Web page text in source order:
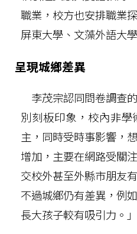
職業，校方也安排職業
屏東大學、文藻外語大
呈現城鄉差異
李茂宗認同問卷調查
別刻板印象，校內非
主，同時受時事影響，
增加，主要在網路受關
交校外甚至外縣市朋友
不過城鄉仍有差異，例
長大孩子較有吸引力。」